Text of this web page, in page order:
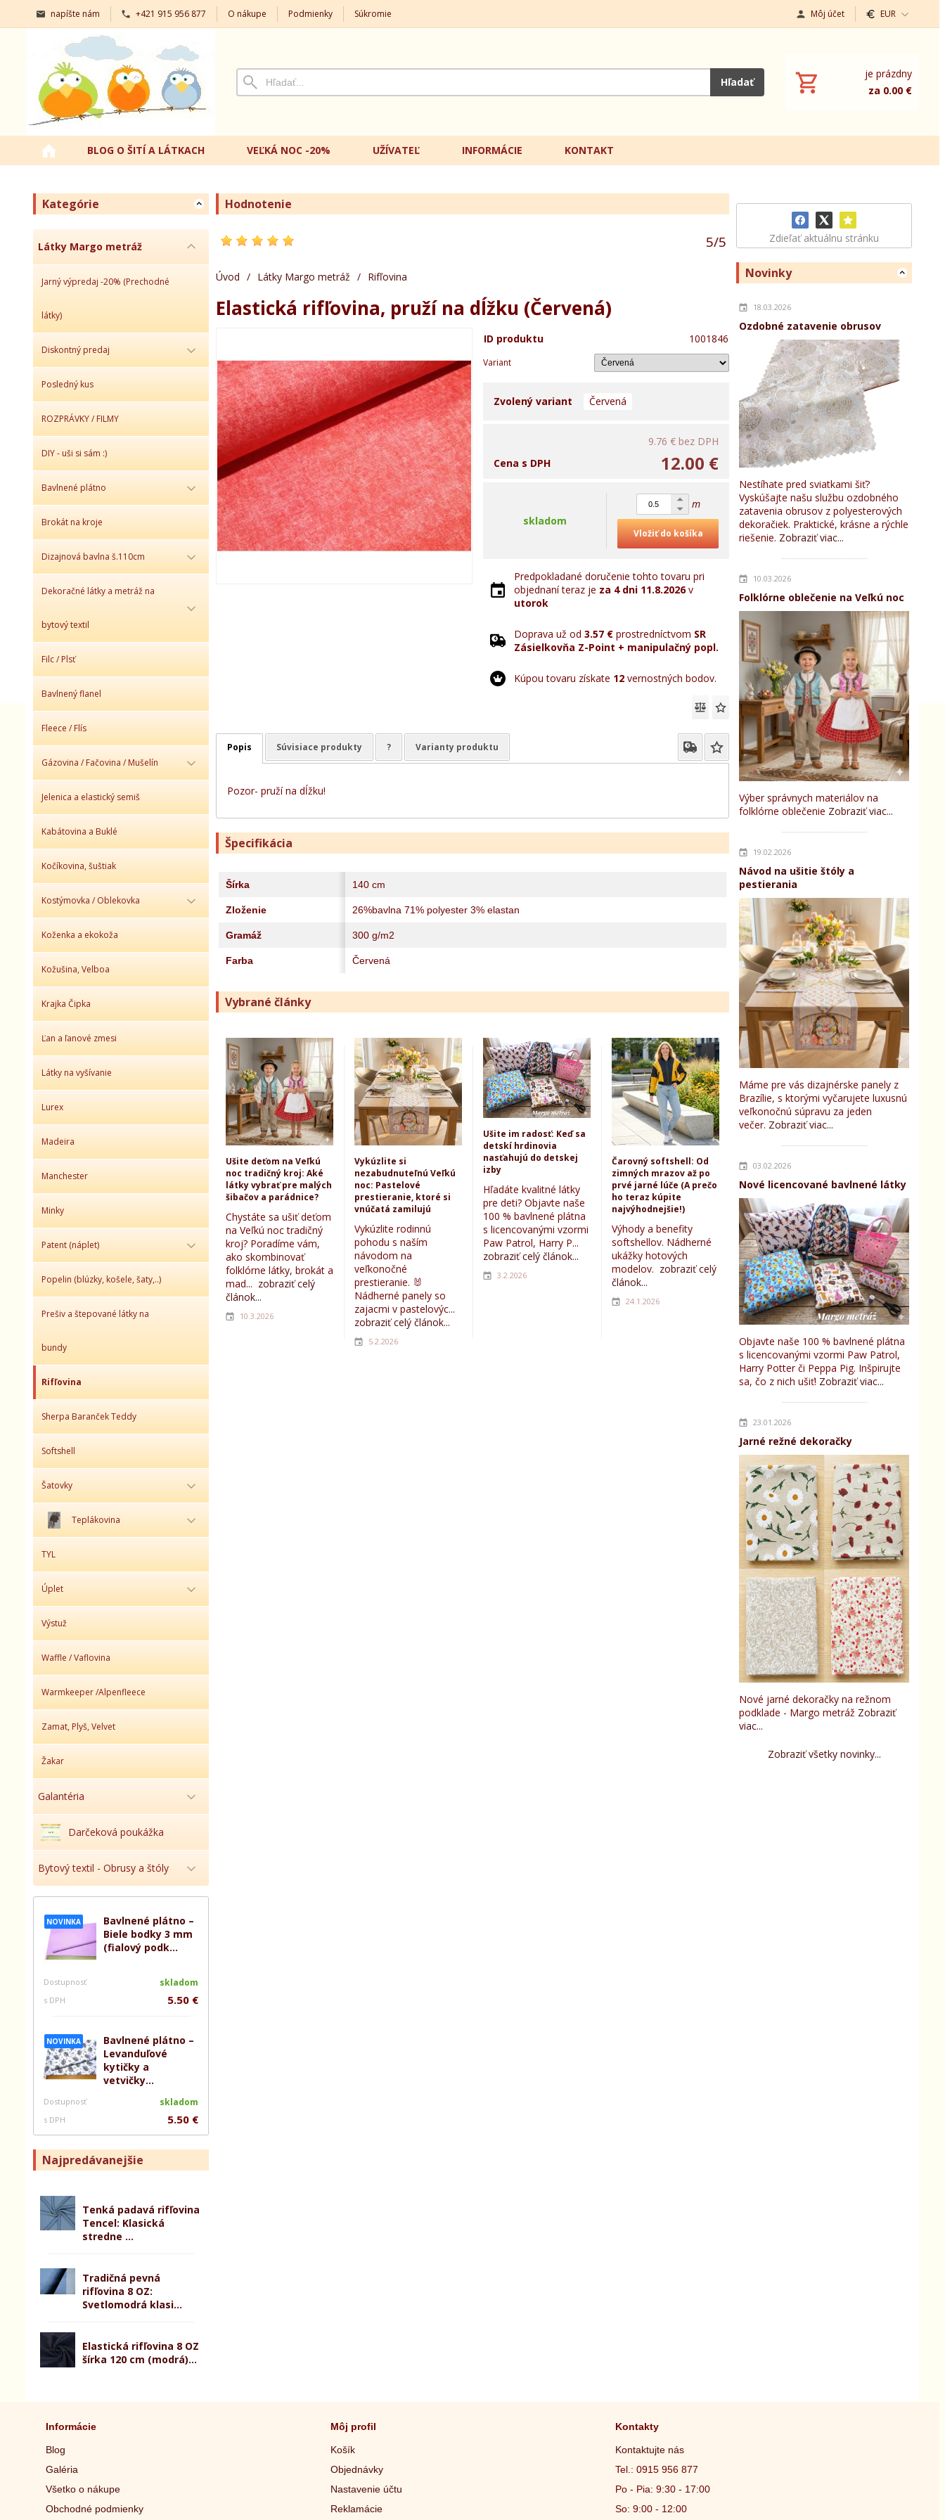
napíšte nám +421 915 956 877 O nákupe Podmienky Súkromie Môj účet EUR
Hľadať
je prázdny
za 0.00 €
BLOG O ŠITÍ A LÁTKACH VEĽKÁ NOC -20% UŽÍVATEĽ INFORMÁCIE KONTAKT
Kategórie
Látky Margo metráž
Jarný výpredaj -20% (Prechodné
látky)
Diskontný predaj
Posledný kus
ROZPRÁVKY / FILMY
DIY - uši si sám :)
Bavlnené plátno
Brokát na kroje
Dizajnová bavlna š.110cm
Dekoračné látky a metráž na
bytový textil
Filc / Plsť
Bavlnený flanel
Fleece / Flís
Gázovina / Fačovina / Mušelín
Jelenica a elastický semiš
Kabátovina a Buklé
Kočíkovina, šuštiak
Kostýmovka / Oblekovka
Koženka a ekokoža
Kožušina, Velboa
Krajka Čipka
Ľan a ľanové zmesi
Látky na vyšívanie
Lurex
Madeira
Manchester
Minky
Patent (náplet)
Popelin (blúzky, košele, šaty,..)
Prešiv a štepované látky na
bundy
Rifľovina
Sherpa Baranček Teddy
Softshell
Šatovky
Teplákovina
TYL
Úplet
Výstuž
Waffle / Vaflovina
Warmkeeper /Alpenfleece
Zamat, Plyš, Velvet
Žakar
Galantéria
Darčeková poukážka
Bytový textil - Obrusy a štóly
NOVINKA
Bavlnené plátno –
Biele bodky 3 mm
(fialový podk...
Dostupnosť skladom
s DPH 5.50 €
NOVINKA
Bavlnené plátno –
Levanduľové
kytičky a
vetvičky...
Dostupnosť skladom
s DPH 5.50 €
Najpredávanejšie
Tenká padavá rifľovina
Tencel: Klasická
stredne ...
Tradičná pevná
rifľovina 8 OZ:
Svetlomodrá klasi...
Elastická rifľovina 8 OZ
šírka 120 cm (modrá)...
Zdieľať aktuálnu stránku
Novinky
18.03.2026
Ozdobné zatavenie obrusov
Nestíhate pred sviatkami šiť?
Vyskúšajte našu službu ozdobného
zatavenia obrusov z polyesterových
dekoračiek. Praktické, krásne a rýchle
riešenie. Zobraziť viac...
10.03.2026
Folklórne oblečenie na Veľkú noc
Výber správnych materiálov na
folklórne oblečenie Zobraziť viac...
19.02.2026
Návod na ušitie štóly a
pestierania
Máme pre vás dizajnérske panely z
Brazílie, s ktorými vyčarujete luxusnú
veľkonočnú súpravu za jeden
večer. Zobraziť viac...
03.02.2026
Nové licencované bavlnené látky
Objavte naše 100 % bavlnené plátna
s licencovanými vzormi Paw Patrol,
Harry Potter či Peppa Pig. Inšpirujte
sa, čo z nich ušiť! Zobraziť viac...
23.01.2026
Jarné režné dekoračky
Nové jarné dekoračky na režnom
podklade - Margo metráž Zobraziť
viac...
Zobraziť všetky novinky...
Hodnotenie
5/5
Úvod / Látky Margo metráž / Rifľovina
Elastická rifľovina, pruží na dĺžku (Červená)
ID produktu 1001846
Variant
Zvolený variant Červená
9.76 € bez DPH
12.00 €
Cena s DPH
skladom
m
Vložiť do košíka
Predpokladané doručenie tohto tovaru pri
objednaní teraz je za 4 dni 11.8.2026v
utorok
Doprava už od 3.57 € prostredníctvom SR
Zásielkovňa Z-Point + manipulačný popl.
Kúpou tovaru získate 12 vernostných bodov.
Popis Súvisiace produkty ? Varianty produktu
Pozor- pruží na dĺžku!
Špecifikácia
Šírka 140 cm
Zloženie 26%bavlna 71% polyester 3% elastan
Gramáž 300 g/m2
Farba Červená
Vybrané články
Ušite deťom na Veľkú
noc tradičný kroj: Aké
látky vybrať pre malých
šibačov a parádnice?
Chystáte sa ušiť deťom
na Veľkú noc tradičný
kroj? Poradíme vám,
ako skombinovať
folklórne látky, brokát a
mad... zobraziť celý
článok...
10.3.2026
Vykúzlite si
nezabudnuteľnú Veľkú
noc: Pastelové
prestieranie, ktoré si
vnúčatá zamilujú
Vykúzlite rodinnú
pohodu s naším
návodom na
veľkonočné
prestieranie. 🐰
Nádherné panely so
zajacmi v pastelovýc...
zobraziť celý článok...
5.2.2026
Ušite im radosť: Keď sa
detskí hrdinovia
nasťahujú do detskej
izby
Hľadáte kvalitné látky
pre deti? Objavte naše
100 % bavlnené plátna
s licencovanými vzormi
Paw Patrol, Harry P...
zobraziť celý článok...
3.2.2026
Čarovný softshell: Od
zimných mrazov až po
prvé jarné lúče (A prečo
ho teraz kúpite
najvýhodnejšie!)
Výhody a benefity
softshellov. Nádherné
ukážky hotových
modelov. zobraziť celý
článok...
24.1.2026
Informácie
Blog
Galéria
Všetko o nákupe
Obchodné podmienky
Môj profil
Košík
Objednávky
Nastavenie účtu
Reklamácie
Kontakty
Kontaktujte nás
Tel.: 0915 956 877
Po - Pia: 9:30 - 17:00
So: 9:00 - 12:00